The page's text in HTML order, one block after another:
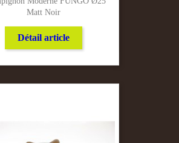
Matt Noir
Détail article